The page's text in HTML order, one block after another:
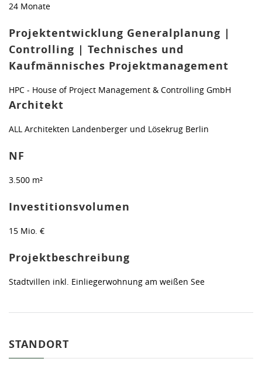
24 Monate
Projektentwicklung Generalplanung |
Controlling | Technisches und
Kaufmännisches Projektmanagement
HPC - House of Project Management & Controlling GmbH
Architekt
ALL Architekten Landenberger und Lösekrug Berlin
NF
3.500 m²
Investitionsvolumen
15 Mio. €
Projektbeschreibung
Stadtvillen inkl. Einliegerwohnung am weißen See
STANDORT